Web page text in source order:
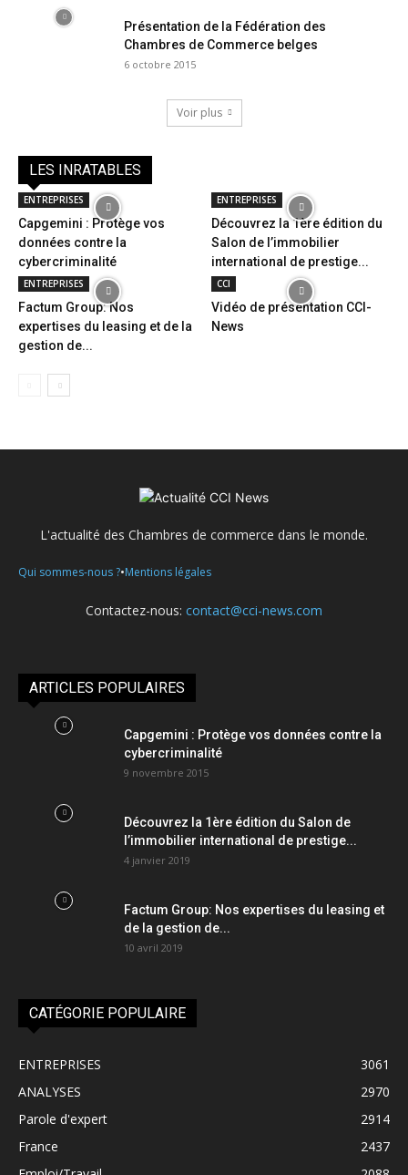
Présentation de la Fédération des
Chambres de Commerce belges
6 octobre 2015
Voir plus
LES INRATABLES
ENTREPRISES
Capgemini : Protège vos
données contre la
cybercriminalité
ENTREPRISES
Découvrez la 1ère édition du
Salon de l’immobilier
international de prestige...
ENTREPRISES
Factum Group: Nos
expertises du leasing et de la
gestion de...
CCI
Vidéo de présentation CCI-
News
L'actualité des Chambres de commerce dans le monde.
Qui sommes-nous ?•Mentions légales
Contactez-nous: contact@cci-news.com
ARTICLES POPULAIRES
Capgemini : Protège vos données contre la
cybercriminalité
9 novembre 2015
Découvrez la 1ère édition du Salon de
l’immobilier international de prestige...
4 janvier 2019
Factum Group: Nos expertises du leasing et
de la gestion de...
10 avril 2019
CATÉGORIE POPULAIRE
ENTREPRISES
3061
ANALYSES
2970
Parole d'expert
2914
France
2437